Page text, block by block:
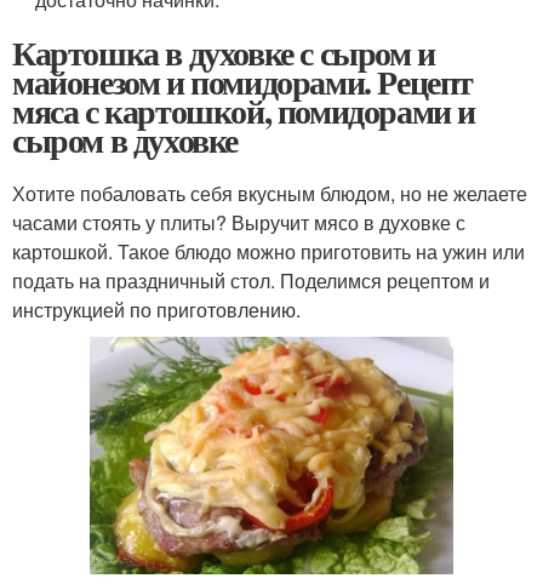
Картошка в духовке с сыром и
майонезом и помидорами. Рецепт
мяса с картошкой, помидорами и
сыром в духовке
Хотите побаловать себя вкусным блюдом, но не желаете
часами стоять у плиты? Выручит мясо в духовке с
картошкой. Такое блюдо можно приготовить на ужин или
подать на праздничный стол. Поделимся рецептом и
инструкцией по приготовлению.